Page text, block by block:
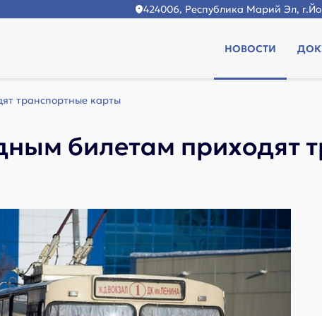
424006, Республика Марий Эл,
НОВОСТИ
транспортные карты
билетам приходят